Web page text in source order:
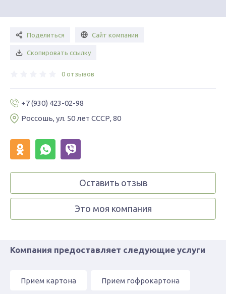
Поделиться Сайт компании
Скопировать ссылку
0 отзывов
+7 (930) 423-02-98
Россошь, ул. 50 лет СССР, 80
Оставить отзыв
Это моя компания
Компания предоставляет следующие услуги
Прием картона Прием гофрокартона